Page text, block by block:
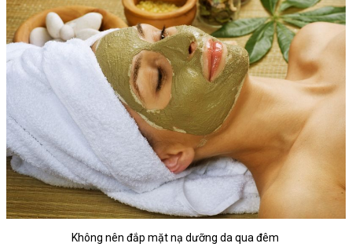
Không nên đắp mặt nạ dưỡng da qua đêm